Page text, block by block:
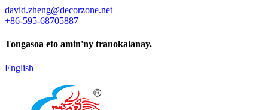
david.zheng@decorzone.net
+86-595-68705887
Tongasoa eto amin'ny tranokalanay.
English